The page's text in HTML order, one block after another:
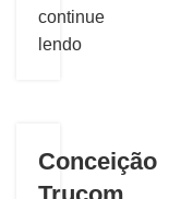
continue
lendo
Conceição